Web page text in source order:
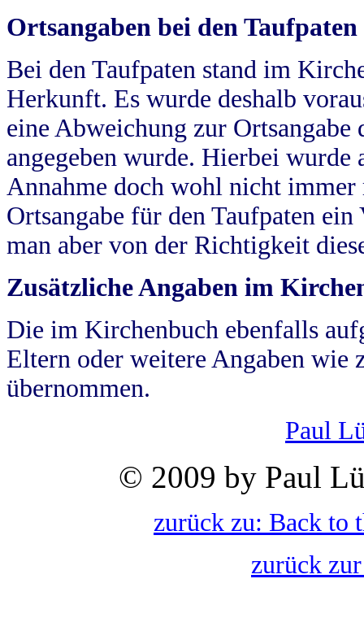
Ortsangaben bei den Taufpaten
Bei den Taufpaten stand im
Herkunft. Es wurde deshalb
eine Abweichung zur
angegeben wurde. Hierbei wurde
Annahme doch wohl nicht
Ortsangabe für den Taufpaten
man aber von der Richtigkeit
Zusätzliche Angaben im
Die im Kirchenbuch ebenfalls
Eltern oder weitere Angaben wie
übernommen.
Paul
© 2009 by Paul
zurück zu: Back to
zurück